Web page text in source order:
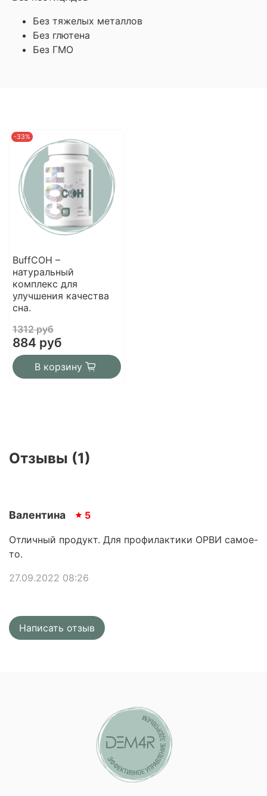
Без тяжелых металлов
Без глютена
Без ГМО
-33%
BuffСОН –
натуральный
комплекс для
улучшения качества
сна.
1312 руб
884 руб
В корзину
Отзывы (1)
Валентина 5
Отличный продукт. Для профилактики ОРВИ самое-
то.
27.09.2022 08:26
Написать отзыв